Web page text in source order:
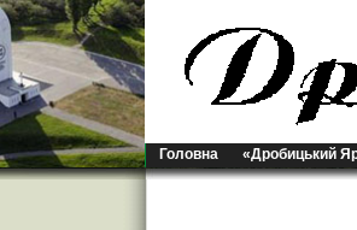
Головна «Дробицький